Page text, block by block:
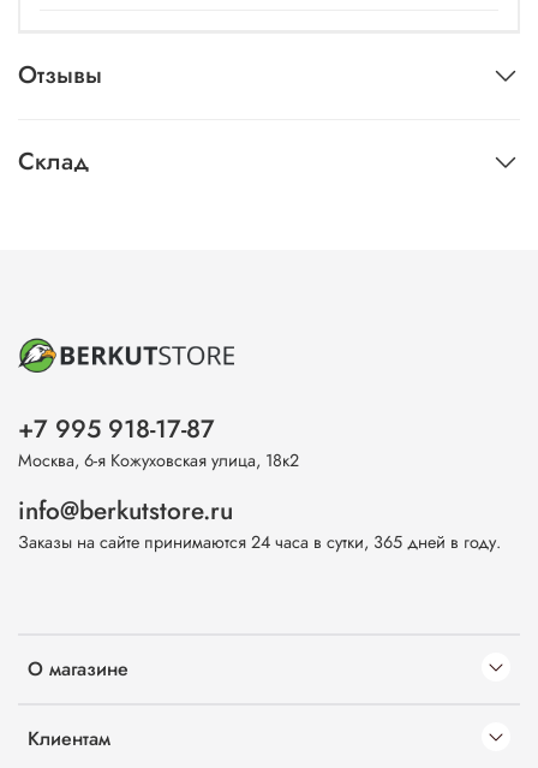
Отзывы
Склад
О магазине
Клиентам
+7 995 918-17-87
Москва, 6-я Кожуховская улица, 18к2
info@berkutstore.ru
Заказы на сайте принимаются 24 часа в сутки, 365 дней в году.